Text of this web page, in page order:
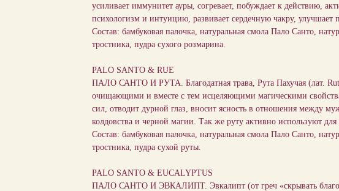
усиливает иммунитет ауры, согревает, побуждает к действию,
психологизм и интуицию, развивает сердечную чакру, улучшает
Состав: бамбуковая палочка, натуральная смола Пало Санто,
тростника, пудра сухого розмарина.
PALO SANTO & RUE
ПАЛО САНТО И РУТА. Благодатная трава, Рута Пахучая (лат.
очищающими и вместе с тем исцеляющими магическими
сил, отводит дурной глаз, вносит ясность в отношения между
колдовства и черной магии. Так же руту активно используют для
Состав: бамбуковая палочка, натуральная смола Пало Санто,
тростника, пудра сухой руты.
PALO SANTO & EUCALYPTUS
ПАЛО САНТО И ЭВКАЛИПТ. Эвкалипт (от греч «скрывать благо